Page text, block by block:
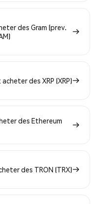
des Gram (prev.
des XRP (XRP)
des Ethereum
des TRON (TRX)